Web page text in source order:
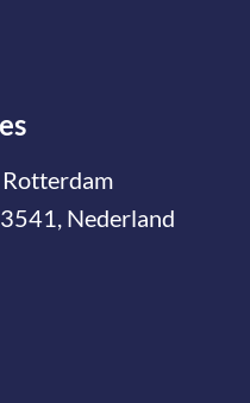
Nederland